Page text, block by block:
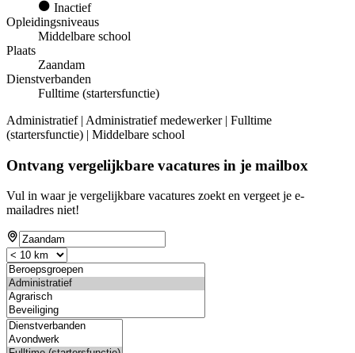
Inactief
Opleidingsniveaus
Middelbare school
Plaats
Zaandam
Dienstverbanden
Fulltime (startersfunctie)
Administratief | Administratief medewerker | Fulltime
(startersfunctie) | Middelbare school
Ontvang vergelijkbare vacatures in je mailbox
Vul in waar je vergelijkbare vacatures zoekt en vergeet je e-
mailadres niet!